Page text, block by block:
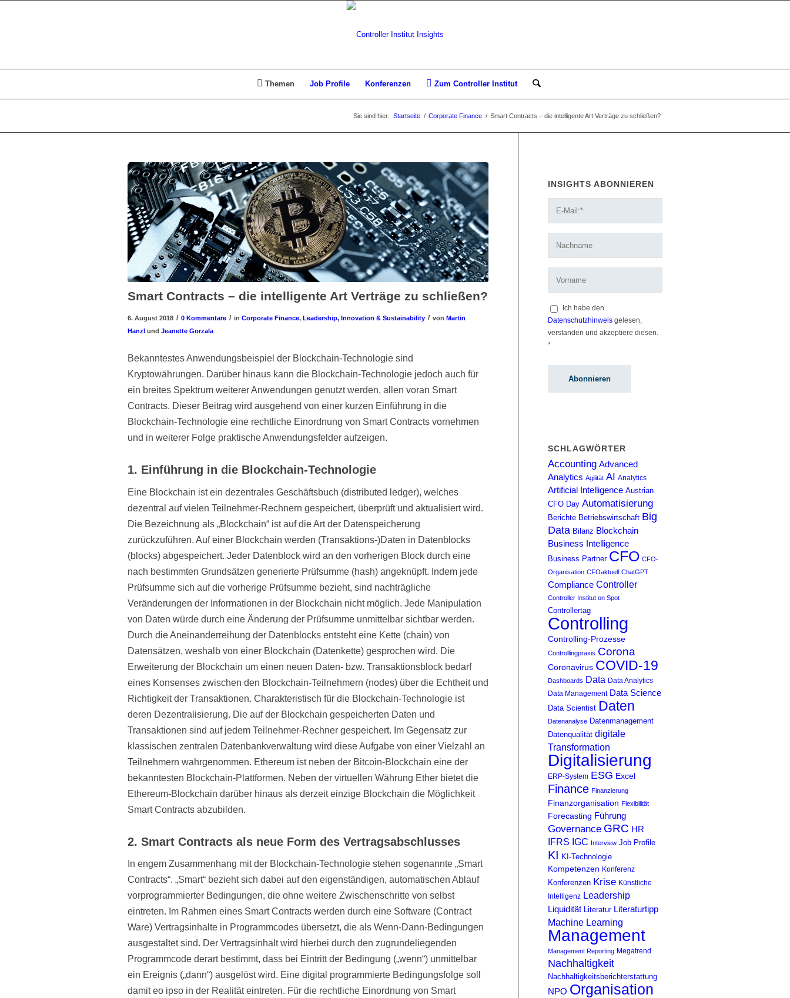
Themen Job Profile Konferenzen Zum Controller Institut
Sie sind hier: Startseite / Corporate Finance / Smart Contracts – die intelligente Art Verträge zu schließen?
Smart Contracts – die intelligente Art Verträge zu schließen?
6. August 2018 / 0 Kommentare / in Corporate Finance, Leadership, Innovation & Sustainability / von Martin
Hanzl und Jeanette Gorzala
Bekanntestes Anwendungsbeispiel der Blockchain-Technologie sind
Kryptowährungen. Darüber hinaus kann die Blockchain-Technologie jedoch auch für
ein breites Spektrum weiterer Anwendungen genutzt werden, allen voran Smart
Contracts. Dieser Beitrag wird ausgehend von einer kurzen Einführung in die
Blockchain-Technologie eine rechtliche Einordnung von Smart Contracts vornehmen
und in weiterer Folge praktische Anwendungsfelder aufzeigen.
1. Einführung in die Blockchain-Technologie
Eine Blockchain ist ein dezentrales Geschäftsbuch (distributed ledger), welches
dezentral auf vielen Teilnehmer-Rechnern gespeichert, überprüft und aktualisiert wird.
Die Bezeichnung als „Blockchain“ ist auf die Art der Datenspeicherung
zurückzuführen. Auf einer Blockchain werden (Transaktions-)Daten in Datenblocks
(blocks) abgespeichert. Jeder Datenblock wird an den vorherigen Block durch eine
nach bestimmten Grundsätzen generierte Prüfsumme (hash) angeknüpft. Indem jede
Prüfsumme sich auf die vorherige Prüfsumme bezieht, sind nachträgliche
Veränderungen der Informationen in der Blockchain nicht möglich. Jede Manipulation
von Daten würde durch eine Änderung der Prüfsumme unmittelbar sichtbar werden.
Durch die Aneinanderreihung der Datenblocks entsteht eine Kette (chain) von
Datensätzen, weshalb von einer Blockchain (Datenkette) gesprochen wird. Die
Erweiterung der Blockchain um einen neuen Daten- bzw. Transaktionsblock bedarf
eines Konsenses zwischen den Blockchain-Teilnehmern (nodes) über die Echtheit und
Richtigkeit der Transaktionen. Charakteristisch für die Blockchain-Technologie ist
deren Dezentralisierung. Die auf der Blockchain gespeicherten Daten und
Transaktionen sind auf jedem Teilnehmer-Rechner gespeichert. Im Gegensatz zur
klassischen zentralen Datenbankverwaltung wird diese Aufgabe von einer Vielzahl an
Teilnehmern wahrgenommen. Ethereum ist neben der Bitcoin-Blockchain eine der
bekanntesten Blockchain-Plattformen. Neben der virtuellen Währung Ether bietet die
Ethereum-Blockchain darüber hinaus als derzeit einzige Blockchain die Möglichkeit
Smart Contracts abzubilden.
2. Smart Contracts als neue Form des Vertragsabschlusses
In engem Zusammenhang mit der Blockchain-Technologie stehen sogenannte „Smart
Contracts“. „Smart“ bezieht sich dabei auf den eigenständigen, automatischen Ablauf
vorprogrammierter Bedingungen, die ohne weitere Zwischenschritte von selbst
eintreten. Im Rahmen eines Smart Contracts werden durch eine Software (Contract
Ware) Vertragsinhalte in Programmcodes übersetzt, die als Wenn-Dann-Bedingungen
ausgestaltet sind. Der Vertragsinhalt wird hierbei durch den zugrundeliegenden
Programmcode derart bestimmt, dass bei Eintritt der Bedingung („wenn“) unmittelbar
ein Ereignis („dann“) ausgelöst wird. Eine digital programmierte Bedingungsfolge soll
damit eo ipso in der Realität eintreten. Für die rechtliche Einordnung von Smart
INSIGHTS ABONNIEREN
Ich habe den
Datenschutzhinweis gelesen,
verstanden und akzeptiere diesen.
*
SCHLAGWÖRTER
Accounting Advanced
Analytics Agilität AI Analytics
Artificial Intelligence Austrian
CFO Day Automatisierung
Berichte Betriebswirtschaft Big
Data Bilanz Blockchain
Business Intelligence
Business Partner CFO CFO-
Organisation CFOaktuell ChatGPT
Compliance Controller
Controller Institut on Spot
Controllertag
Controlling
Controlling-Prozesse
Controllingpraxis Corona
Coronavirus COVID-19
Dashboards Data Data Analytics
Data Management Data Science
Data Scientist Daten
Datenanalyse Datenmanagement
Datenqualität digitale
Transformation
Digitalisierung
ERP-System ESG Excel
Finance Finanzierung
Finanzorganisation Flexibilität
Forecasting Führung
Governance GRC HR
IFRS IGC Interview Job Profile
KI KI-Technologie
Kompetenzen Konferenz
Konferenzen Krise Künstliche
Intelligenz Leadership
Liquidität Literatur Literaturtipp
Machine Learning
Management
Management Reporting Megatrend
Nachhaltigkeit
Nachhaltigkeitsberichterstattung
NPO Organisation